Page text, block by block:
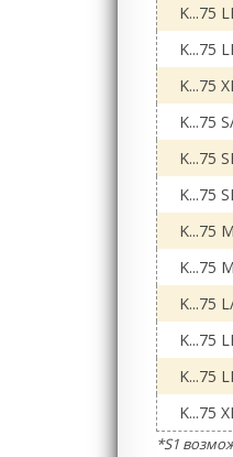
K...75
K...75
K...75
K...75
K...75
K...75
K...75
K...75
K...75
K...75
K...75
K...75
*S1